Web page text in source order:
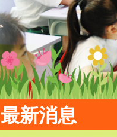
最新消息